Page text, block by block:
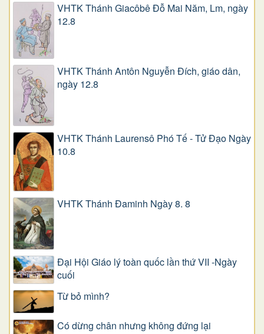
VHTK Thánh Giacôbê Ðỗ Mai Năm, Lm, ngày
12.8
VHTK Thánh Antôn Nguyễn Ðích, giáo dân,
ngày 12.8
VHTK Thánh Laurensô Phó Tế - Tử Đạo Ngày
10.8
VHTK Thánh Đaminh Ngày 8. 8
Đại Hội Giáo lý toàn quốc lần thứ VII -Ngày
cuối
Từ bỏ mình?
Có dừng chân nhưng không đứng lại